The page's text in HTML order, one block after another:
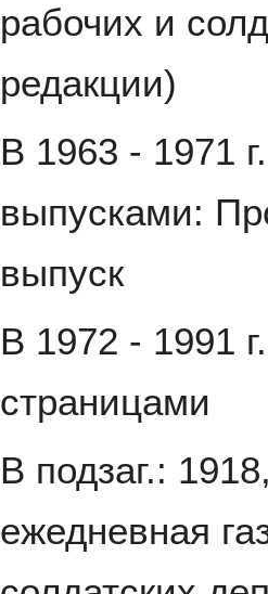
рабочих и
редакции)
В 1963 - 1971
выпусками:
выпуск
В 1972 - 1991
страницами
В подзаг.:
ежедневная